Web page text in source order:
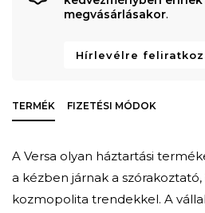
megvásárlásakor.
Hírlevélre
TERMÉK FIZETÉSI MÓDOK
A Versa olyan háztartási
a kézben járnak a
kozmopolita trendekkel. A